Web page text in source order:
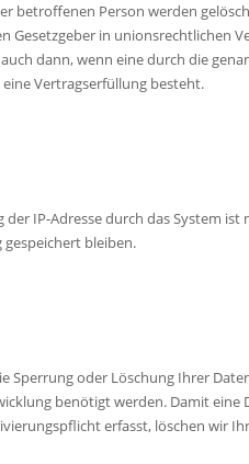
betroffenen Person werden
Gesetzgeber in unionsrechtlichen
dann, wenn eine durch die
Vertragserfüllung besteht.
IP-Adresse durch das System
gespeichert bleiben.
Sperrung oder Löschung Ihrer
benötigt werden. Damit
erfasst, löschen wir